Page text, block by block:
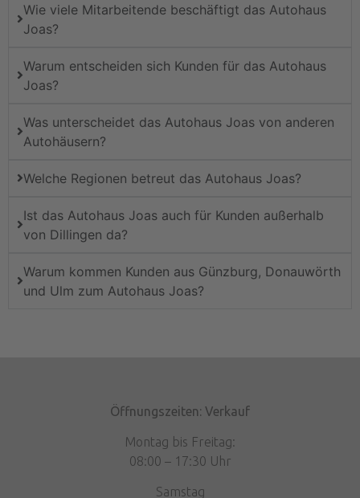
Wie viele Mitarbeitende beschäftigt das Autohaus
Joas?
Warum entscheiden sich Kunden für das Autohaus
Joas?
Was unterscheidet das Autohaus Joas von anderen
Autohäusern?
Welche Regionen betreut das Autohaus Joas?
Ist das Autohaus Joas auch für Kunden außerhalb
von Dillingen da?
Warum kommen Kunden aus Günzburg, Donauwörth
und Ulm zum Autohaus Joas?
Öffnungszeiten: Verkauf
Montag bis Freitag:
08:00 – 17:30 Uhr
Samstag